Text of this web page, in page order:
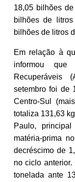
18,05 bilhões
bilhões de
bilhões de litros
Em relação à
informou
Recuperáveis
setembro foi de
Centro-Sul
totaliza 131,63
Paulo,
matéria-prima
decréscimo de
no ciclo
tonelada ante